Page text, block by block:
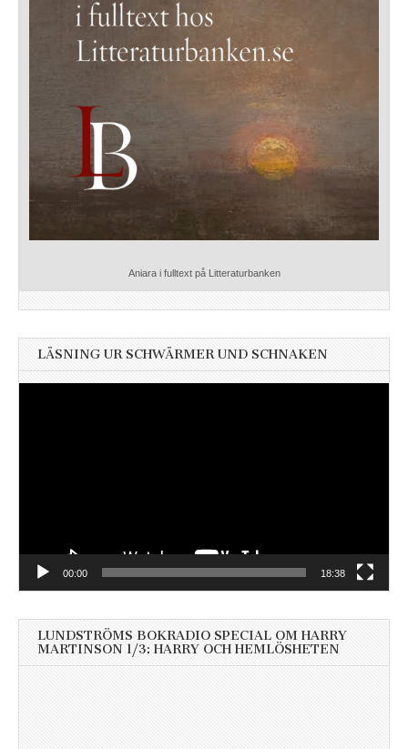
Aniara i fulltext på Litteraturbanken
LÄSNING UR SCHWÄRMER UND SCHNAKEN
00:00 18:38
LUNDSTRÖMS BOKRADIO SPECIAL OM HARRY
MARTINSON 1/3: HARRY OCH HEMLÖSHETEN